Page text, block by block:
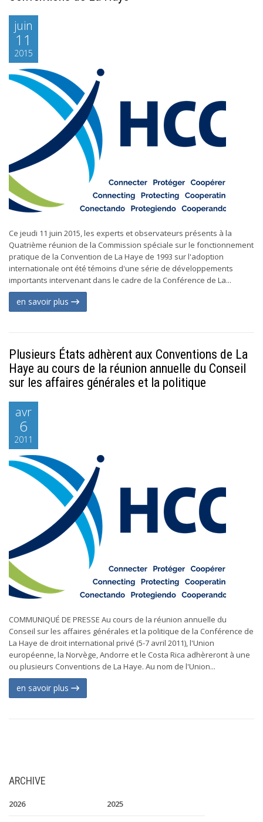
juin
11
2015
Ce jeudi 11 juin 2015, les experts et observateurs présents à la
Quatrième réunion de la Commission spéciale sur le fonctionnement
pratique de la Convention de La Haye de 1993 sur l'adoption
internationale ont été témoins d'une série de développements
importants intervenant dans le cadre de la Conférence de La...
en savoir plus
Plusieurs États adhèrent aux Conventions de La
Haye au cours de la réunion annuelle du Conseil
sur les affaires générales et la politique
avr
6
2011
COMMUNIQUÉ DE PRESSE Au cours de la réunion annuelle du
Conseil sur les affaires générales et la politique de la Conférence de
La Haye de droit international privé (5-7 avril 2011), l'Union
européenne, la Norvège, Andorre et le Costa Rica adhèreront à une
ou plusieurs Conventions de La Haye. Au nom de l'Union...
en savoir plus
ARCHIVE
2026 2025